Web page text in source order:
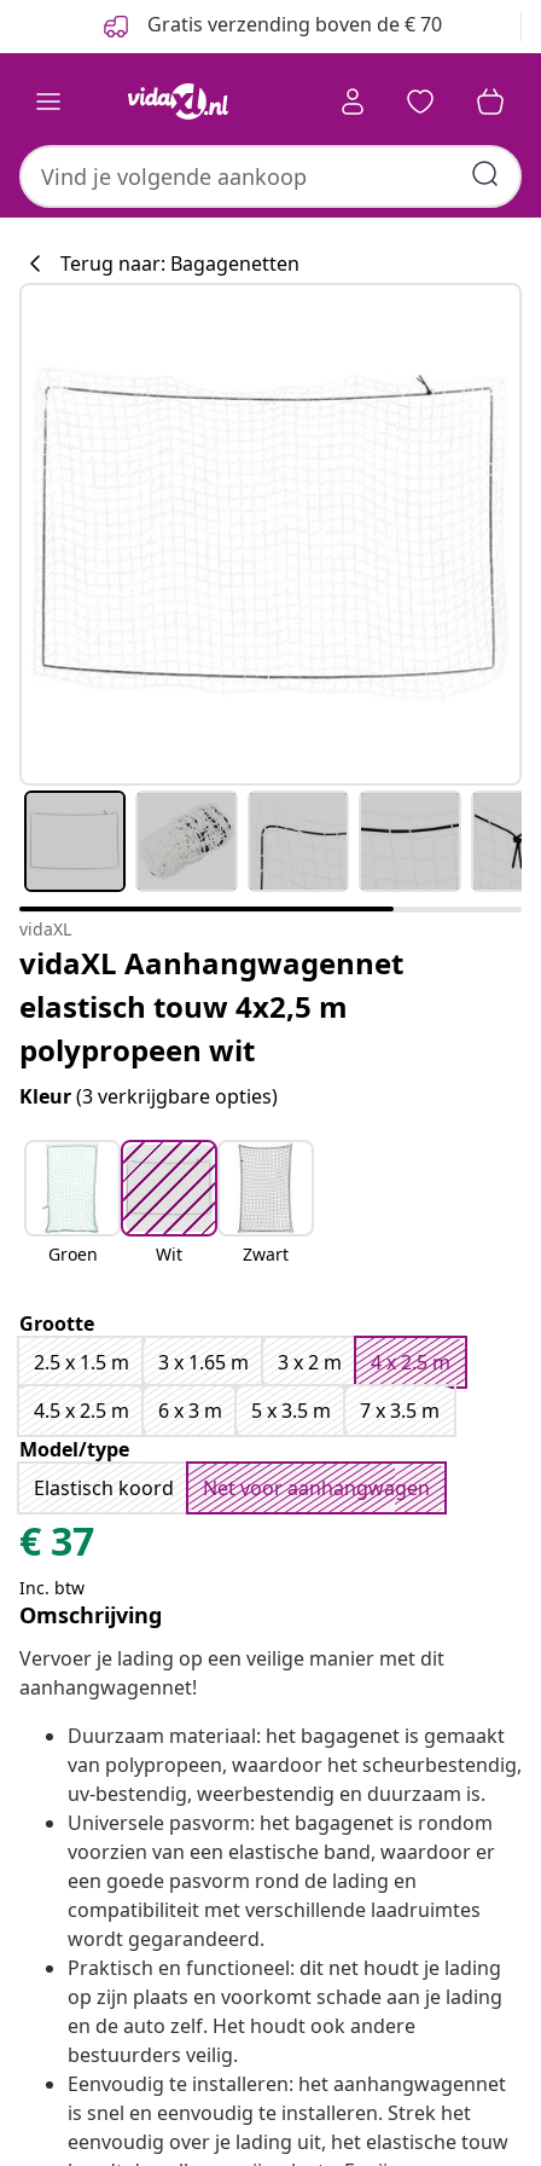
Gratis verzending boven de € 70
Terug naar: Bagagenetten
vidaXL
vidaXL Aanhangwagennet
elastisch touw 4x2,5 m
polypropeen wit
Kleur(3 verkrijgbare opties)
Groen Wit Zwart
Grootte
2.5 x 1.5 m
3 x 1.65 m 3 x 2 m
4 x 2.5 m
4.5 x 2.5 m
6 x 3 m 5 x 3.5 m
7 x 3.5 m
Model/type
Elastisch koord
Net voor aanhangwagen
€ 37
Inc. btw
Omschrijving
Vervoer je lading op een veilige manier met dit
aanhangwagennet!
Duurzaam materiaal: het bagagenet is gemaakt
van polypropeen, waardoor het scheurbestendig,
uv-bestendig, weerbestendig en duurzaam is.
Universele pasvorm: het bagagenet is rondom
voorzien van een elastische band, waardoor er
een goede pasvorm rond de lading en
compatibiliteit met verschillende laadruimtes
wordt gegarandeerd.
Praktisch en functioneel: dit net houdt je lading
op zijn plaats en voorkomt schade aan je lading
en de auto zelf. Het houdt ook andere
bestuurders veilig.
Eenvoudig te installeren: het aanhangwagennet
is snel en eenvoudig te installeren. Strek het
eenvoudig over je lading uit, het elastische touw